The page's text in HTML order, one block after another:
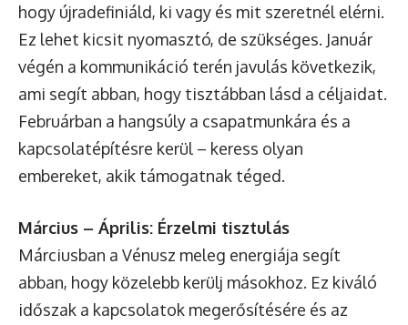
hogy újradefiniáld, ki vagy és mit szeretnél elérni.
Ez lehet kicsit nyomasztó, de szükséges. Január
végén a kommunikáció terén javulás következik,
ami segít abban, hogy tisztábban lásd a céljaidat.
Februárban a hangsúly a csapatmunkára és a
kapcsolatépítésre kerül – keress olyan
embereket, akik támogatnak téged.
Március – Április: Érzelmi tisztulás
Márciusban a Vénusz meleg energiája segít
abban, hogy közelebb kerülj másokhoz. Ez kiváló
időszak a kapcsolatok megerősítésére és az